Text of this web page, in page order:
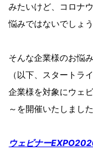
みたいけど、コロナ
悩みではないでしょ
そんな企業様のお悩
（以下、スタートラ
企業様を対象にウェ
～を開催いたしました
ウェビナー